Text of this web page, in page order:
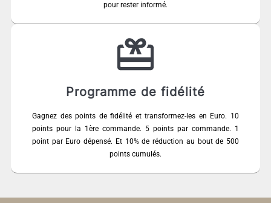
pour rester informé.
Programme de fidélité
Gagnez des points de fidélité et transformez-les en Euro. 10
points pour la 1ère commande. 5 points par commande. 1
point par Euro dépensé. Et 10% de réduction au bout de 500
points cumulés.